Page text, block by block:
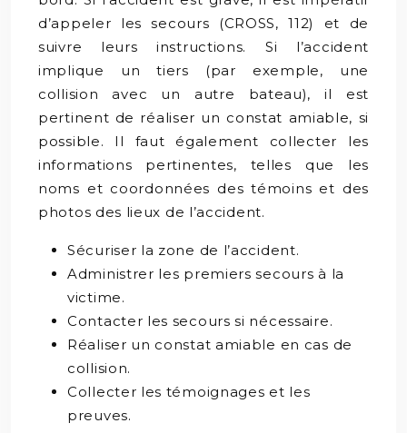
d’appeler les secours (CROSS, 112) et de
suivre leurs instructions. Si l’accident
implique un tiers (par exemple, une
collision avec un autre bateau), il est
pertinent de réaliser un constat amiable, si
possible. Il faut également collecter les
informations pertinentes, telles que les
noms et coordonnées des témoins et des
photos des lieux de l’accident.
Sécuriser la zone de l’accident.
Administrer les premiers secours à la
victime.
Contacter les secours si nécessaire.
Réaliser un constat amiable en cas de
collision.
Collecter les témoignages et les
preuves.